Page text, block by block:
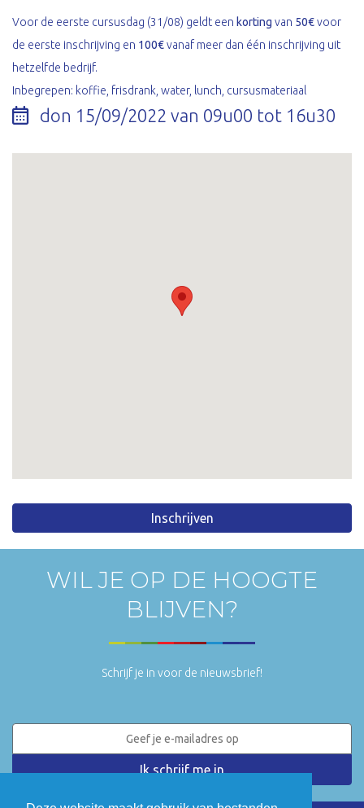
Voor de eerste cursusdag (31/08) geldt een korting van 50€voor
de eerste inschrijving en 100€vanaf meer dan één inschrijving uit
hetzelfde bedrijf.
Inbegrepen: koffie, frisdrank, water, lunch, cursusmateriaal
don 15/09/2022 van 09u00 tot 16u30
Inschrijven
WIL JE OP DE HOOGTE
BLIJVEN?
Schrijf je in voor de nieuwsbrief!